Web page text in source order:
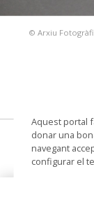
© Arxiu
Aquest portal
donar una
navegant
configurar el